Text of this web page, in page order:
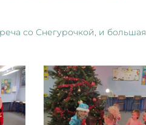
со Снегурочкой, и большая